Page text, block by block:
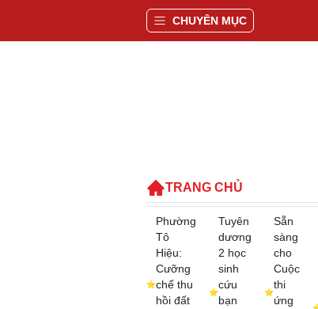
CHUYÊN MỤC
TRANG CHỦ
Phường
Tô
Hiệu:
Cưỡng
chế thu
hồi đất
Tuyên
dương
2 học
sinh
cứu
bạn
Sẵn
sàng
cho
Cuộc
thi
ứng